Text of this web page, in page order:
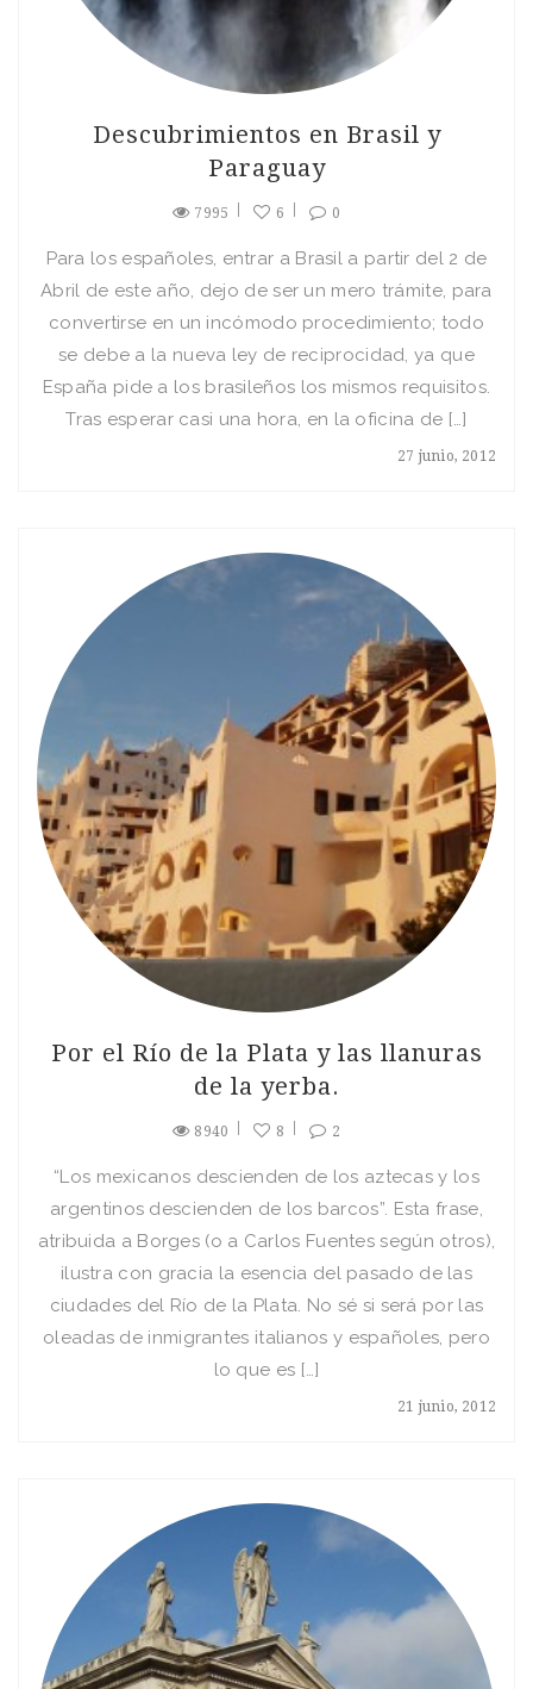
Descubrimientos en Brasil y
Paraguay
7995 6 0
27 junio, 2012
Para los españoles, entrar a Brasil a partir del 2 de
Abril de este año, dejo de ser un mero trámite, para
convertirse en un incómodo procedimiento; todo
se debe a la nueva ley de reciprocidad, ya que
España pide a los brasileños los mismos requisitos.
Tras esperar casi una hora, en la oficina de […]
Por el Río de la Plata y las llanuras
de la yerba.
8940 8 2
21 junio, 2012
“Los mexicanos descienden de los aztecas y los
argentinos descienden de los barcos”. Esta frase,
atribuida a Borges (o a Carlos Fuentes según otros),
ilustra con gracia la esencia del pasado de las
ciudades del Río de la Plata. No sé si será por las
oleadas de inmigrantes italianos y españoles, pero
lo que es […]